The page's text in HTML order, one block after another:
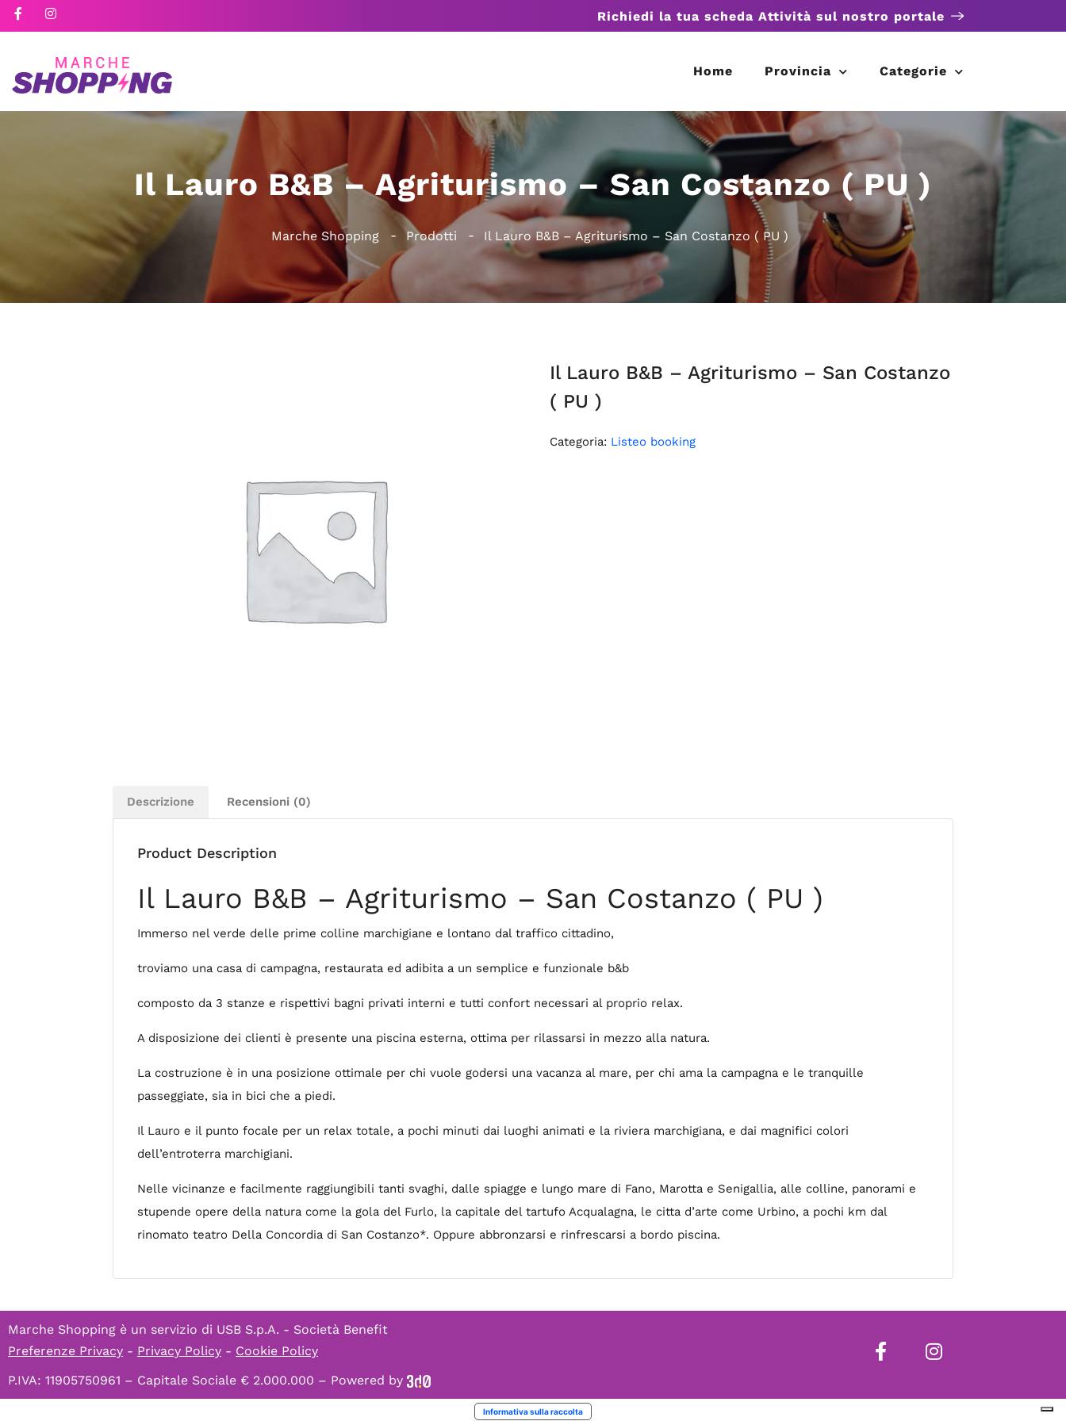
Richiedi la tua scheda Attività sul nostro portale
Home Provincia Categorie
Il Lauro B&B – Agriturismo – San Costanzo ( PU )
Marche Shopping Prodotti Il Lauro B&B – Agriturismo – San Costanzo ( PU )
Il Lauro B&B – Agriturismo – San Costanzo
( PU )
Categoria: Listeo booking
Descrizione Recensioni (0)
Product Description
Il Lauro B&B – Agriturismo – San Costanzo ( PU )
Immerso nel verde delle prime colline marchigiane e lontano dal traffico cittadino,
troviamo una casa di campagna, restaurata ed adibita a un semplice e funzionale b&b
composto da 3 stanze e rispettivi bagni privati interni e tutti confort necessari al proprio relax.
A disposizione dei clienti è presente una piscina esterna, ottima per rilassarsi in mezzo alla natura.
La costruzione è in una posizione ottimale per chi vuole godersi una vacanza al mare, per chi ama la campagna e le tranquille
passeggiate, sia in bici che a piedi.
Il Lauro e il punto focale per un relax totale, a pochi minuti dai luoghi animati e la riviera marchigiana, e dai magnifici colori
dell’entroterra marchigiani.
Nelle vicinanze e facilmente raggiungibili tanti svaghi, dalle spiagge e lungo mare di Fano, Marotta e Senigallia, alle colline, panorami e
stupende opere della natura come la gola del Furlo, la capitale del tartufo Acqualagna, le citta d’arte come Urbino, a pochi km dal
rinomato teatro Della Concordia di San Costanzo*. Oppure abbronzarsi e rinfrescarsi a bordo piscina.
Marche Shopping è un servizio di USB S.p.A. - Società Benefit
Preferenze Privacy - Privacy Policy - Cookie Policy
P.IVA: 11905750961 – Capitale Sociale € 2.000.000 – Powered by
Informativa sulla raccolta